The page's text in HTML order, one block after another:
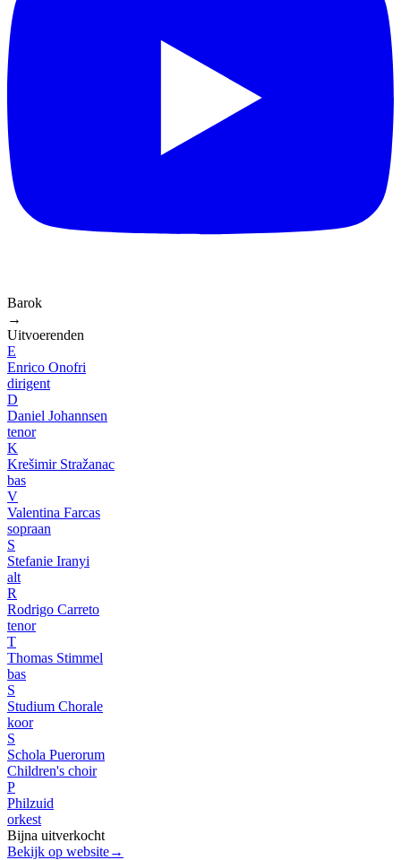
Barok
→
Uitvoerenden
E
Enrico Onofri
dirigent
D
Daniel Johannsen
tenor
K
Krešimir Stražanac
bas
V
Valentina Farcas
sopraan
S
Stefanie Iranyi
alt
R
Rodrigo Carreto
tenor
T
Thomas Stimmel
bas
S
Studium Chorale
koor
S
Schola Puerorum
Children's choir
P
Philzuid
orkest
Bijna uitverkocht
Bekijk op website→